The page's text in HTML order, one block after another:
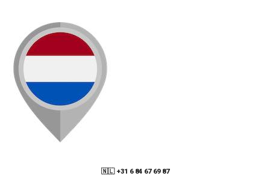
🇳🇱 +31 6 84 67 69 87